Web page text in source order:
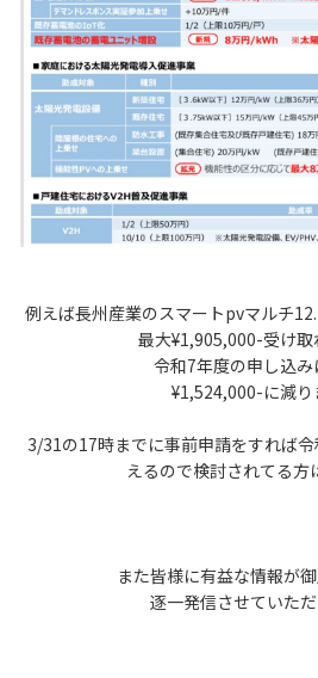
例えば長州産業のスマートpvマルチ
最大¥1,905,000-受け取
令和7年度の申し込み
¥1,524,000-に減り
3/31の17時までに事前申請をすれば
えるので検討されてる方
また皆様に有益な情報が
逐一発信させていただ